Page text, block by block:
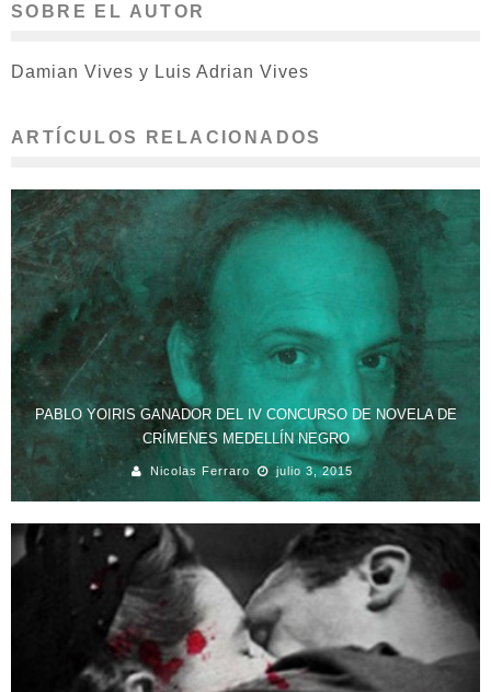
SOBRE EL AUTOR
Damian Vives y Luis Adrian Vives
ARTÍCULOS RELACIONADOS
PABLO YOIRIS GANADOR DEL IV CONCURSO DE NOVELA DE
CRÍMENES MEDELLÍN NEGRO
Nicolas Ferraro julio 3, 2015